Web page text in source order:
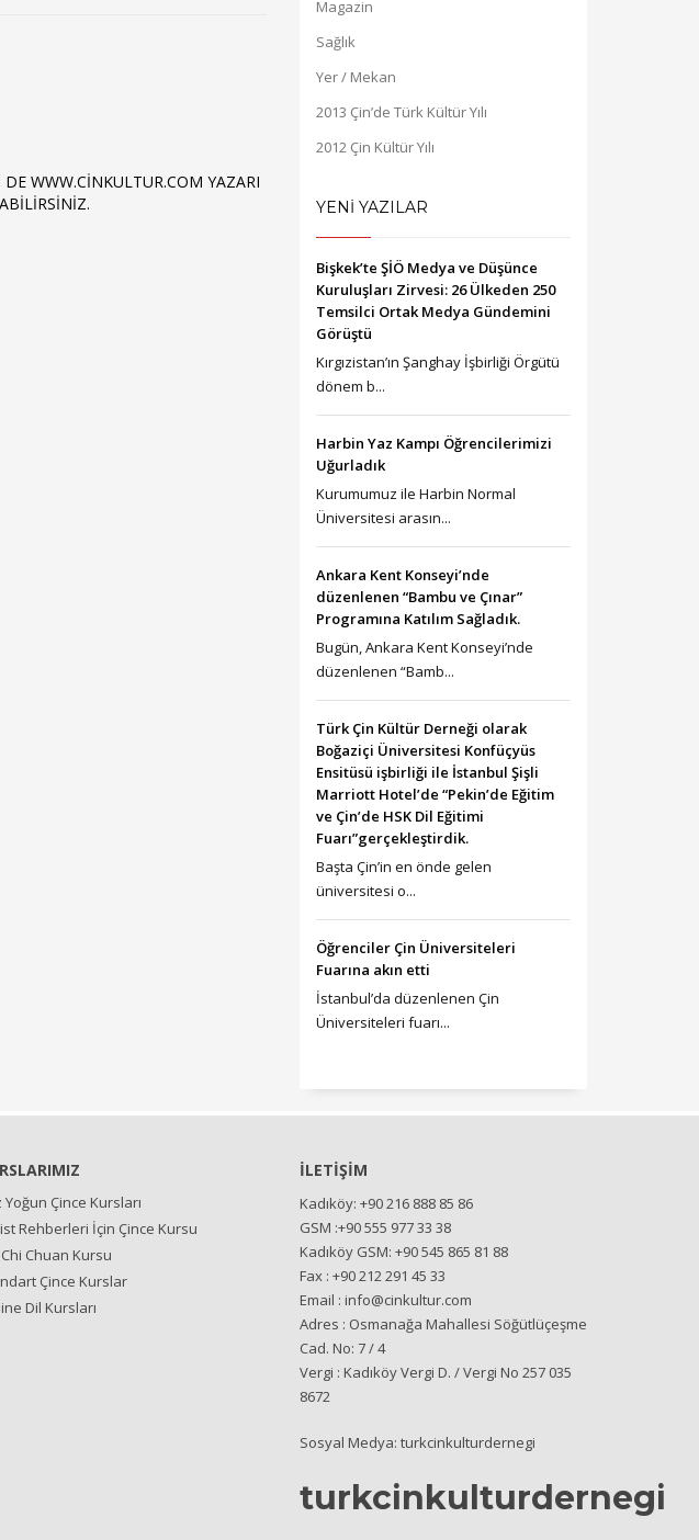
DE WWW.CINKULTUR.COM YAZARI
Magazin
Sağlık
Yer / Mekan
2013 Çin’de Türk Kültür Yılı
2012 Çin Kültür Yılı
YENİ YAZILAR
Bişkek’te ŞİÖ Medya ve Düşünce
Kuruluşları Zirvesi: 26 Ülkeden 250
Temsilci Ortak Medya Gündemini
Görüştü
Kırgızistan’ın Şanghay İşbirliği Örgütü
dönem b...
Harbin Yaz Kampı Öğrencilerimizi
Uğurladık
Kurumumuz ile Harbin Normal
Üniversitesi arasın...
Ankara Kent Konseyi’nde
düzenlenen “Bambu ve Çınar”
Programına Katılım Sağladık.
Bugün, Ankara Kent Konseyi’nde
düzenlenen “Bamb...
Türk Çin Kültür Derneği olarak
Boğaziçi Üniversitesi Konfüçyüs
Ensitüsü işbirliği ile İstanbul Şişli
Marriott Hotel’de “Pekin’de Eğitim
ve Çin’de HSK Dil Eğitimi
Fuarı”gerçekleştirdik.
Başta Çin’in en önde gelen
üniversitesi o...
Öğrenciler Çin Üniversiteleri
Fuarına akın etti
İstanbul’da düzenlenen Çin
Üniversiteleri fuarı...
Yoğun Çince Kursları
Rehberleri İçin Çince Kursu
Chuan Kursu
Çince Kurslar
Dil Kursları
İLETİŞİM
Kadıköy: +90 216 888 85 86
GSM :+90 555 977 33 38
Kadıköy GSM: +90 545 865 81 88
Fax : +90 212 291 45 33
Email : info@cinkultur.com
Adres : Osmanağa Mahallesi Söğütlüçeşme
Cad. No: 7 / 4
Vergi : Kadıköy Vergi D. / Vergi No 257 035
8672
Sosyal Medya: turkcinkulturdernegi
turkcinkulturdernegi